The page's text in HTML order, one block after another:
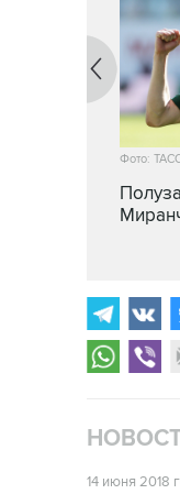
Фото:
14 июня 2018